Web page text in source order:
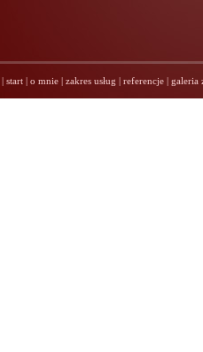
| start | o mnie | zakres usług | referencje | galeria